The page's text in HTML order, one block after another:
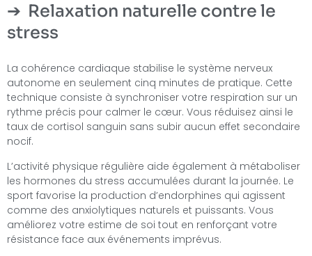
Relaxation naturelle contre le
stress
La cohérence cardiaque stabilise le système nerveux
autonome en seulement cinq minutes de pratique. Cette
technique consiste à synchroniser votre respiration sur un
rythme précis pour calmer le cœur. Vous réduisez ainsi le
taux de cortisol sanguin sans subir aucun effet secondaire
nocif.
L’activité physique régulière aide également à métaboliser
les hormones du stress accumulées durant la journée. Le
sport favorise la production d’endorphines qui agissent
comme des anxiolytiques naturels et puissants. Vous
améliorez votre estime de soi tout en renforçant votre
résistance face aux événements imprévus.